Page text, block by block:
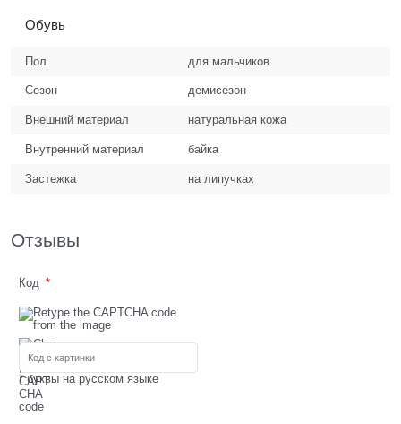
Обувь
Пол для мальчиков
Сезон демисезон
Внешний материал натуральная кожа
Внутренний материал байка
Застежка на липучках
Отзывы
Код
* буквы на русском языке